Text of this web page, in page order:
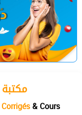
Librairie Devoir.TN مكتبة
Corrigés& Cours